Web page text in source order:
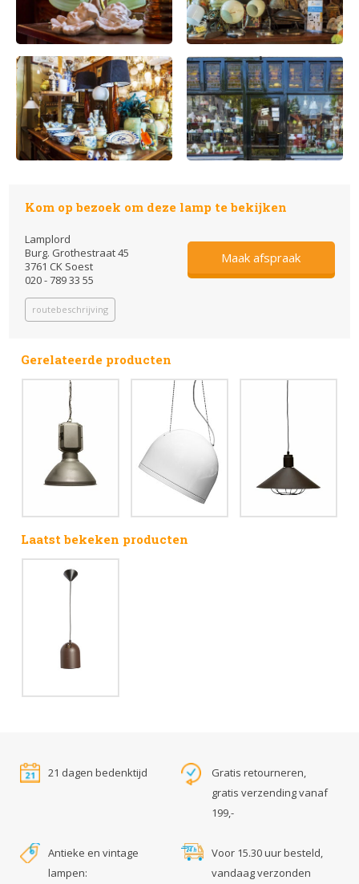
Kom op bezoek om deze lamp te bekijken
Lamplord
Burg. Grothestraat 45
3761 CK Soest
020 - 789 33 55
routebeschrijving
Maak afspraak
Gerelateerde producten
Laatst bekeken producten
21 dagen bedenktijd
Gratis retourneren,
gratis verzending vanaf
199,-
Antieke en vintage
lampen:
Voor 15.30 uur besteld,
vandaag verzonden